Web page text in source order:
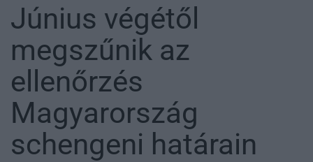
Június végétől
megszűnik az
ellenőrzés
Magyarország
schengeni határain